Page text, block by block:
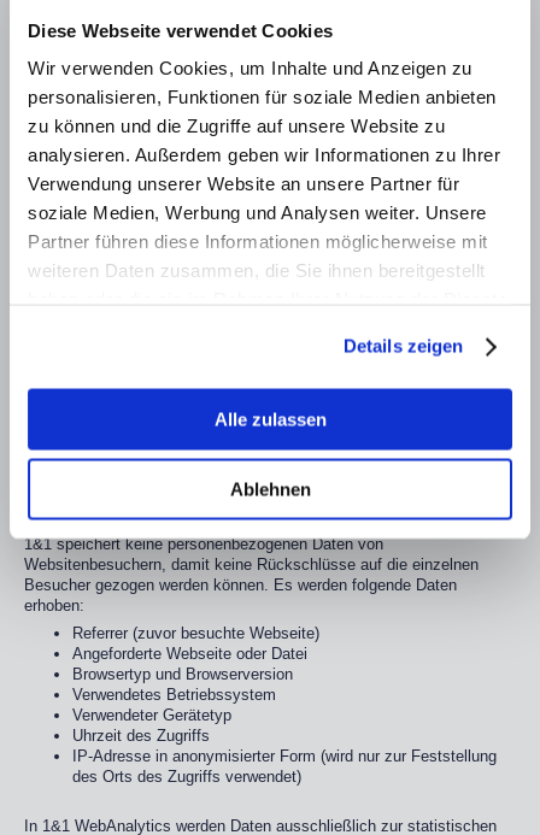
Diese Webseite verwendet Cookies
Wir verwenden Cookies, um Inhalte und Anzeigen zu
personalisieren, Funktionen für soziale Medien anbieten
zu können und die Zugriffe auf unsere Website zu
analysieren. Außerdem geben wir Informationen zu Ihrer
Verwendung unserer Website an unsere Partner für
soziale Medien, Werbung und Analysen weiter. Unsere
Partner führen diese Informationen möglicherweise mit
weiteren Daten zusammen, die Sie ihnen bereitgestellt
Details zeigen
Alle zulassen
Ablehnen
Trotz sorgfältiger inhaltlicher Kontrolle übernehmen wir keine Haftung
Für den Inhalt der verlinkten Seiten sind ausschließlich deren
Betreiber verantwortlich.
Eigentum der jeweiligen Hersteller. Generell behalten wir uns
technische Änderungen und Irrtum vor.
Datenschutz:
Kontaktformular
Wenn Sie uns per Kontaktformular Anfragen zukommen lassen,
werden Ihre Angaben aus dem Anfrageformular inklusive der von Ihnen
dort angegebenen Kontaktdaten zwecks Bearbeitung der Anfrage und
57, 56410 Montabaur, im folgenden "1&1".
Die Daten werden entweder durch einen Pixel oder durch ein Logfile
ermittelt. Zum Schutz von personenbezogenen Daten verwendet 1&1
1&1 speichert keine personenbezogenen Daten von
Websitenbesuchern, damit keine Rückschlüsse auf die einzelnen
Besucher gezogen werden können. Es werden folgende Daten
erhoben:
Referrer (zuvor besuchte Webseite)
Angeforderte Webseite oder Datei
Browsertyp und Browserversion
Verwendetes Betriebssystem
Verwendeter Gerätetyp
Uhrzeit des Zugriffs
IP-Adresse in anonymisierter Form (wird nur zur Feststellung
des Orts des Zugriffs verwendet)
In 1&1 WebAnalytics werden Daten ausschließlich zur statistischen